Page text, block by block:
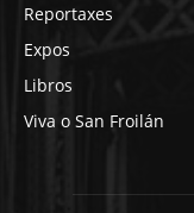
Reportaxes
Expos
Libros
Viva o San Froilán